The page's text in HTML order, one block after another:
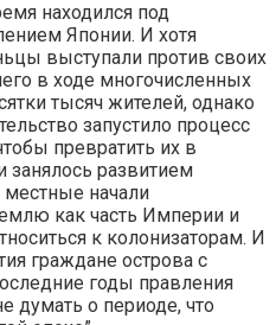
находился под
Японии. И хотя
выступали против своих
в ходе многочисленных
тысяч жителей, однако
запустило процесс
превратить их в
развитием
начали
как часть Империи и
к колонизаторам. И
граждане острова с
годы правления
думать о периоде, что